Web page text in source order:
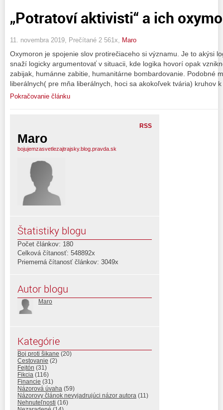
„Potratoví aktivisti“ a ich
11. novembra 2019, Prečítané 2 561x, Maro
Oxymoron je spojenie slov protirečiaceho si významu. Je to akýsi
snaží logicky argumentovať v situacii, kde logika hovorí opak
zabijak, humánne zabitie, humanitárne bombardovanie. Podobné
liberálnych( pre mňa liberálnych, hoci sa akokoľvek tvária) kruhov
Pokračovanie článku
RSS
Maro
bojujemzasvetlezajtrajsky.blog.pravda.sk
Štatistiky blogu
Počet článkov: 180
Celková čítanosť: 548892x
Priemerná čítanosť článkov: 3049x
Autor blogu
Maro
Kategórie
Boj proti šikane (20)
Cestovanie (2)
Fejtón (31)
Fikcia (116)
Financie (31)
Názorová úvaha (59)
Názorovy článok nevyjadrujúci názor autora (11)
Nehnuteľnosti (16)